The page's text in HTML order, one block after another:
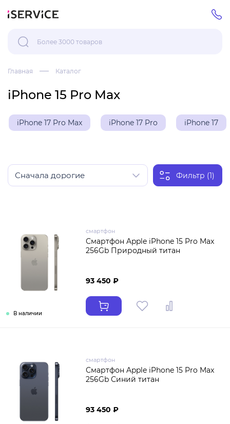
Главная Каталог
iPhone 15 Pro Max
iPhone 17 Pro Max iPhone 17 Pro iPhone 17
Фильтр (1)
В наличии
смартфон
Смартфон Apple iPhone 15 Pro Max
256Gb Природный титан
93 450 ₽
смартфон
Смартфон Apple iPhone 15 Pro Max
256Gb Синий титан
93 450 ₽